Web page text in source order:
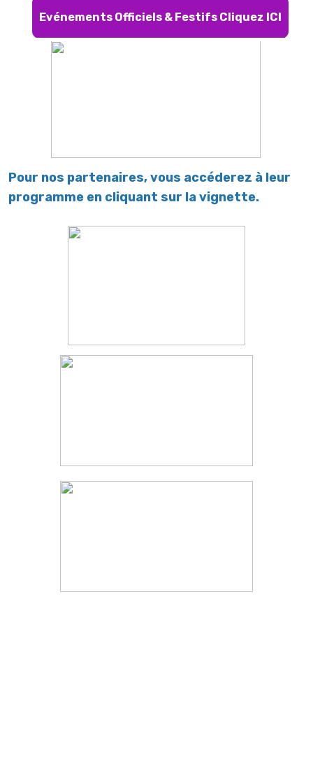
Evénements Officiels & Festifs Cliquez ICI
Pour nos partenaires, vous accéderez à leur
programme en cliquant sur la vignette.